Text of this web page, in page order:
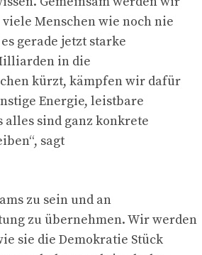
viele Menschen wie noch nie
gerade jetzt starke
in die
kürzt, kämpfen wir dafür
Energie, leistbare
sind ganz konkrete
sagt
zu sein und an
zu übernehmen. Wir werden
sie die Demokratie Stück